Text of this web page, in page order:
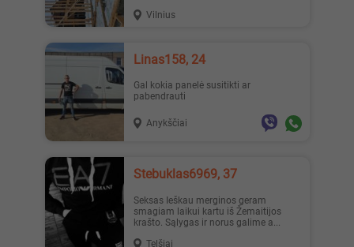
Vilnius
Linas158, 24
Gal kokia panelė susitikti ar
pabendrauti
Anykščiai
Stebuklas6969, 37
Seksas Ieškau merginos geram
smagiam laikui kartu iš Žemaitijos
krašto. Sąlygas ir norus galime a...
Telšiai